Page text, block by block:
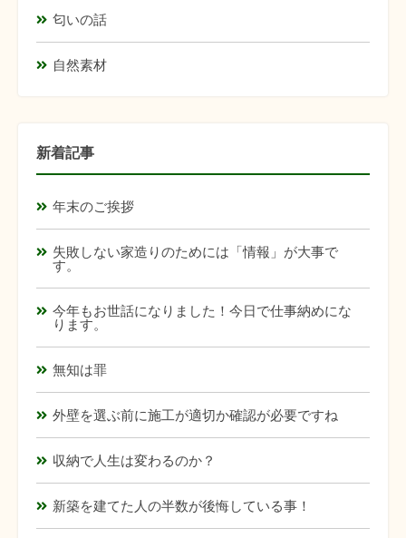
匂いの話
自然素材
新着記事
年末のご挨拶
失敗しない家造りのためには「情報」が大事で
す。
今年もお世話になりました！今日で仕事納めにな
ります。
無知は罪
外壁を選ぶ前に施工が適切か確認が必要ですね
収納で人生は変わるのか？
新築を建てた人の半数が後悔している事！